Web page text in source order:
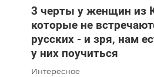
3 черты у женщин из
которые не
русских - и зря, нам
у них поучиться
Интересное